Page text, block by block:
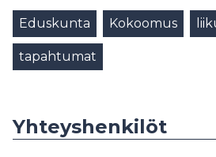
Eduskunta Kokoomus
tapahtumat
Yhteyshenkilöt